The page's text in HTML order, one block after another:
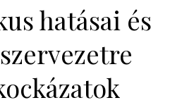
hatásai és